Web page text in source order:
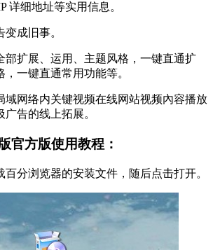
详细地址等实用信息。
成旧事。
部扩展、运用、主题风格，一键直通扩
一键直通常用功能等。
域网络内关键视频在线网站视频內容播放
告的线上拓展。
官方版使用教程：
百分浏览器的安装文件，随后点击打开。